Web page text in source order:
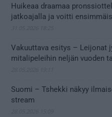
Huikeaa draamaa
jatkoajalla ja voitti
Vakuuttava esitys – Leijonat
mitalipeleihin neljän vuoden
Suomi – Tshekki näkyy
stream